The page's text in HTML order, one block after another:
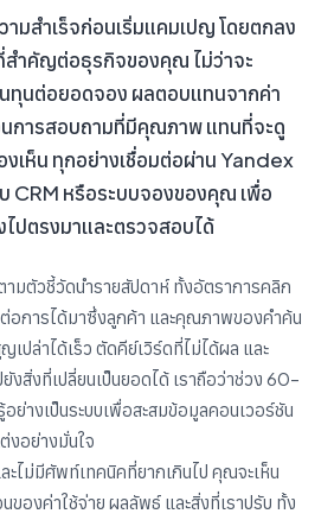
ามสำเร็จก่อนเริ่มแคมเปญ โดยตกลง
ำคัญต่อธุรกิจของคุณ ไม่ว่าจะ
ทุนต่อยอดจอง ผลตอบแทนจากค่า
การสอบถามที่มีคุณภาพ แทนที่จะดู
เห็น ทุกอย่างเชื่อมต่อผ่าน Yandex
CRM หรือระบบจองของคุณ เพื่อ
ไปตรงมาและตรวจสอบได้
ามตัวชี้วัดนำรายสัปดาห์ ทั้งอัตราการคลิก
อการได้มาซึ่งลูกค้า และคุณภาพของคำค้น
เปล่าได้เร็ว ตัดคีย์เวิร์ดที่ไม่ได้ผล และ
งสิ่งที่เปลี่ยนเป็นยอดได้ เราถือว่าช่วง 60–
ย่างเป็นระบบเพื่อสะสมข้อมูลคอนเวอร์ชัน
งอย่างมั่นใจ
ะไม่มีศัพท์เทคนิคที่ยากเกินไป คุณจะเห็น
ของค่าใช้จ่าย ผลลัพธ์ และสิ่งที่เราปรับ ทั้ง